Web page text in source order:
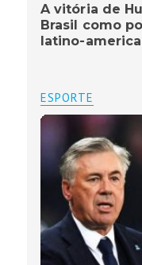
A vitória de
Brasil como
latino-
ESPORTE